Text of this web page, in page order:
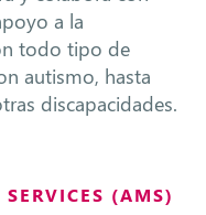
a la
todo tipo de
autismo, hasta
discapacidades.
(AMS)